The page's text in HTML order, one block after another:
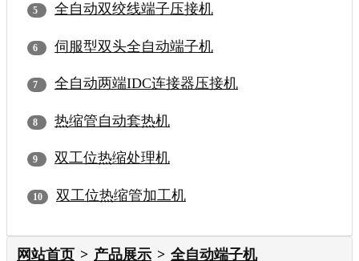
全自动双绞线端子压接机
伺服型双头全自动端子机
全自动两端IDC连接器压接机
热缩管自动套热机
双工位热缩处理机
双工位热缩管加工机
网站首页 产品展示 全自动端子机